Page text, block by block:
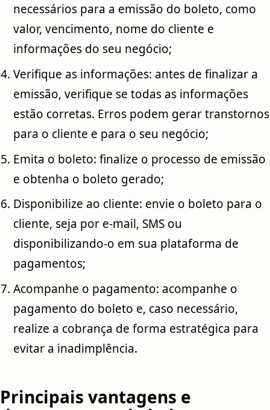
necessários para a emissão do boleto, como
valor, vencimento, nome do cliente e
informações do seu negócio;
Verifique as informações: antes de finalizar a
emissão, verifique se todas as informações
estão corretas. Erros podem gerar transtornos
para o cliente e para o seu negócio;
Emita o boleto: finalize o processo de emissão
e obtenha o boleto gerado;
Disponibilize ao cliente: envie o boleto para o
cliente, seja por e-mail, SMS ou
disponibilizando-o em sua plataforma de
pagamentos;
Acompanhe o pagamento: acompanhe o
pagamento do boleto e, caso necessário,
realize a cobrança de forma estratégica para
evitar a inadimplência.
Principais vantagens e